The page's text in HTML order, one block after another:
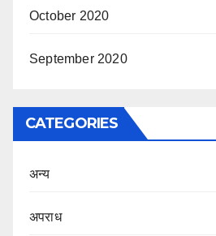
October 2020
September 2020
CATEGORIES
अन्य
अपराध